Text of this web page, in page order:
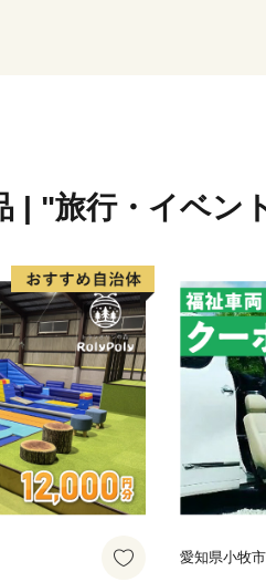
| "旅行・イベン
愛知県小牧市